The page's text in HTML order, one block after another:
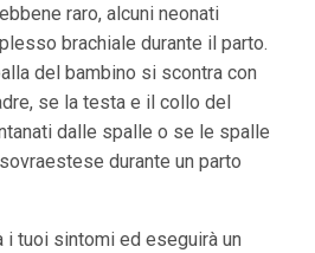
raro, alcuni neonati
brachiale durante il parto.
del bambino si scontra con
se la testa e il collo del
dalle spalle o se le spalle
durante un parto
i tuoi sintomi ed eseguirà un